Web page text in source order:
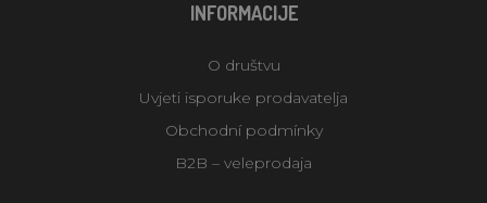
INFORMACIJE
O društvu
Uvjeti isporuke prodavatelja
Obchodní podmínky
B2B – veleprodaja